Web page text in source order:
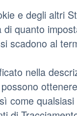
e degli altri
quanto
scadono al
nella
come